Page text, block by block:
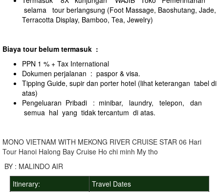
selama tour berlangsung (Foot Massage, Baoshutang, Jade,
Terracotta Display, Bamboo, Tea, Jewelry)
Biaya tour belum termasuk :
PPN 1 % + Tax International
Dokumen perjalanan : paspor & visa.
Tipping Guide, supir dan porter hotel (lihat keterangan tabel di
atas)
Pengeluaran Pribadi : minibar, laundry, telepon, dan
semua hal yang tidak tercantum di atas.
MONO VIETNAM WITH MEKONG RIVER CRUISE STAR 06 Hari
Tour Hanoi Halong Bay Cruise Ho chi minh My tho
BY : MALINDO AIR
Itinerary:
Travel Dates